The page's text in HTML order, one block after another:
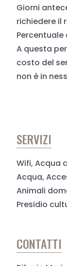
Giorni
richiedere il
A questa
costo del
non è in
SERVIZI
Wifi, Acqua
Acqua,
Animali
Presidio
CONTATTI